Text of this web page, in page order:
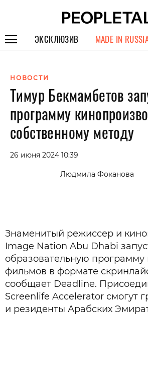
ЭКСКЛЮЗИВ
СПЕЦПРОЕКТЫ
ИНТЕРВЬЮ
ПОКОЛЕНИЕ
MADE IN
НОВОСТИ
Тимур Бекмамбетов
программу
собственному методу
26 июня 2024 10:39
Людмила Фоканова
Знаменитый режиссер и
Image Nation Abu Dhabi
образовательную
фильмов в формате
сообщает Deadline.
Screenlife Accelerator смогут
и резиденты Арабских